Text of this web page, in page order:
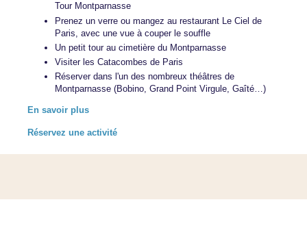
Tour Montparnasse
Prenez un verre ou mangez au restaurant Le Ciel de
Paris, avec une vue à couper le souffle
Un petit tour au cimetière du Montparnasse
Visiter les Catacombes de Paris
Réserver dans l'un des nombreux théâtres de
Montparnasse (Bobino, Grand Point Virgule, Gaîté…)
En savoir plus
Réservez une activité